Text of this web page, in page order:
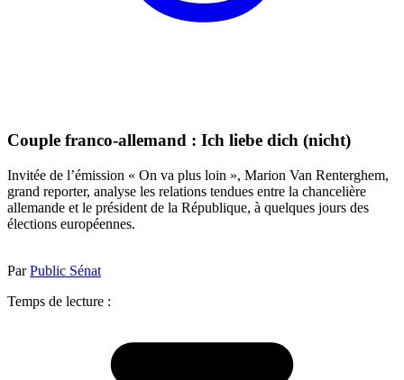
Couple franco-allemand : Ich liebe dich (nicht)
Invitée de l’émission « On va plus loin », Marion Van Renterghem,
grand reporter, analyse les relations tendues entre la chancelière
allemande et le président de la République, à quelques jours des
élections européennes.
ParPublic Sénat
Temps de lecture :